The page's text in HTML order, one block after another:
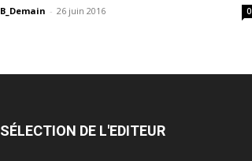
B_Demain - 26 juin 2016 0
SÉLECTION DE L'EDITEUR